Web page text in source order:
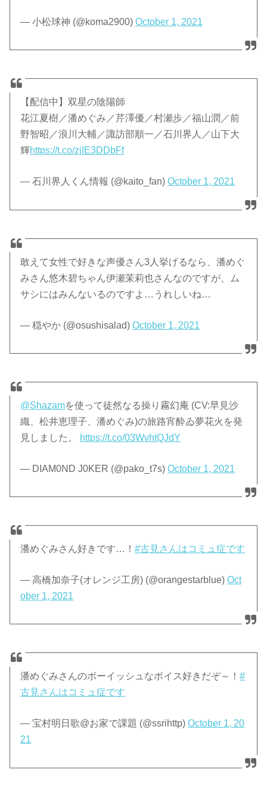
— 小松球神 (@koma2900)October 1, 2021
【配信中】双星の陰陽師
花江夏樹／潘めぐみ／芹澤優／村瀬歩／福山潤／前
野智昭／浪川大輔／諏訪部順一／石川界人／山下大
輝https://t.co/zjIE3DDbFf
— 石川界人くん情報 (@kaito_fan)October 1, 2021
敢えて女性で好きな声優さん3人挙げるなら、潘めぐ
みさん悠木碧ちゃん伊瀬茉莉也さんなのですが、ム
サシにはみんないるのですよ…うれしいね…
— 穏やか (@osushisalad)October 1, 2021
@Shazamを使って徒然なる操り霧幻庵 (CV:早見沙
織、松井恵理子、潘めぐみ)の旅路宵酔ゐ夢花火を発
見しました。
https://t.co/03WvhtQJdY
— DIAM0ND J0KER (@pako_t7s)October 1, 2021
潘めぐみさん好きです…！#古見さんはコミュ症です
— 高橋加奈子(オレンジ工房) (@orangestarblue)Oct
ober 1, 2021
潘めぐみさんのボーイッシュなボイス好きだぞ～！#
古見さんはコミュ症です
— 宝村明日歌@お家で課題 (@ssrihttp)October 1, 20
21